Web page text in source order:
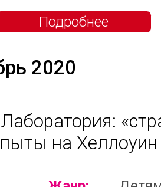
Подробнее
2020
на Хеллоуин